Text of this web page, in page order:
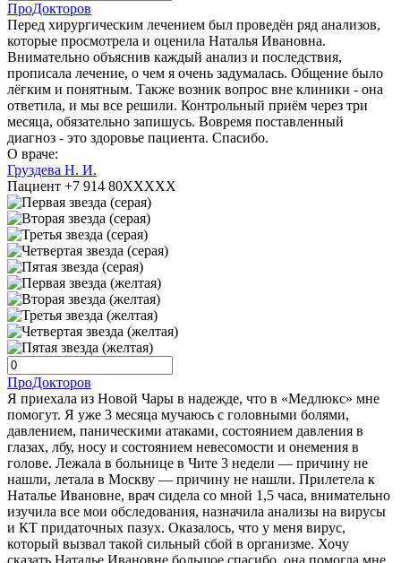
ПроДокторов
Перед хирургическим лечением был проведён ряд анализов,
которые просмотрела и оценила Наталья Ивановна.
Внимательно объяснив каждый анализ и последствия,
прописала лечение, о чем я очень задумалась. Общение было
лёгким и понятным. Также возник вопрос вне клиники - она
ответила, и мы все решили. Контрольный приём через три
месяца, обязательно запишусь. Вовремя поставленный
диагноз - это здоровье пациента. Спасибо.
О враче:
Груздева Н. И.
Пациент +7 914 80XXXXX
ПроДокторов
Я приехала из Новой Чары в надежде, что в «Медлюкс» мне
помогут. Я уже 3 месяца мучаюсь с головными болями,
давлением, паническими атаками, состоянием давления в
глазах, лбу, носу и состоянием невесомости и онемения в
голове. Лежала в больнице в Чите 3 недели — причину не
нашли, летала в Москву — причину не нашли. Прилетела к
Наталье Ивановне, врач сидела со мной 1,5 часа, внимательно
изучила все мои обследования, назначила анализы на вирусы
и КТ придаточных пазух. Оказалось, что у меня вирус,
который вызвал такой сильный сбой в организме. Хочу